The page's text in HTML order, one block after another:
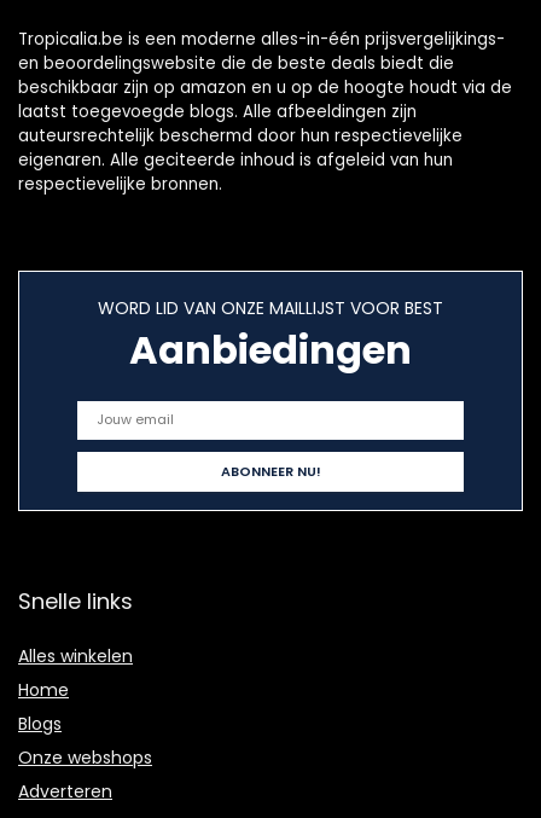
Tropicalia.be is een moderne alles-in-één prijsvergelijkings-
en beoordelingswebsite die de beste deals biedt die
beschikbaar zijn op amazon en u op de hoogte houdt via de
laatst toegevoegde blogs. Alle afbeeldingen zijn
auteursrechtelijk beschermd door hun respectievelijke
eigenaren. Alle geciteerde inhoud is afgeleid van hun
respectievelijke bronnen.
WORD LID VAN ONZE MAILLIJST VOOR BEST
Aanbiedingen
Snelle links
Alles winkelen
Home
Blogs
Onze webshops
Adverteren